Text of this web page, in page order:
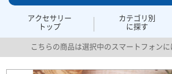
アクセサリー
トップ
カテゴリ別
に探す
こちらの商品は選択中のスマートフォンに